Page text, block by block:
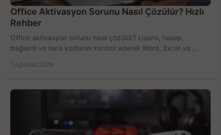
Office Aktivasyon Sorunu Nasıl Çözülür? Hızlı
Rehber
Office aktivasyon sorunu nasıl çözülür? Lisans, hesap,
bağlantı ve hata kodlarını kontrol ederek Word, Excel ve
1 Ağustos 2026